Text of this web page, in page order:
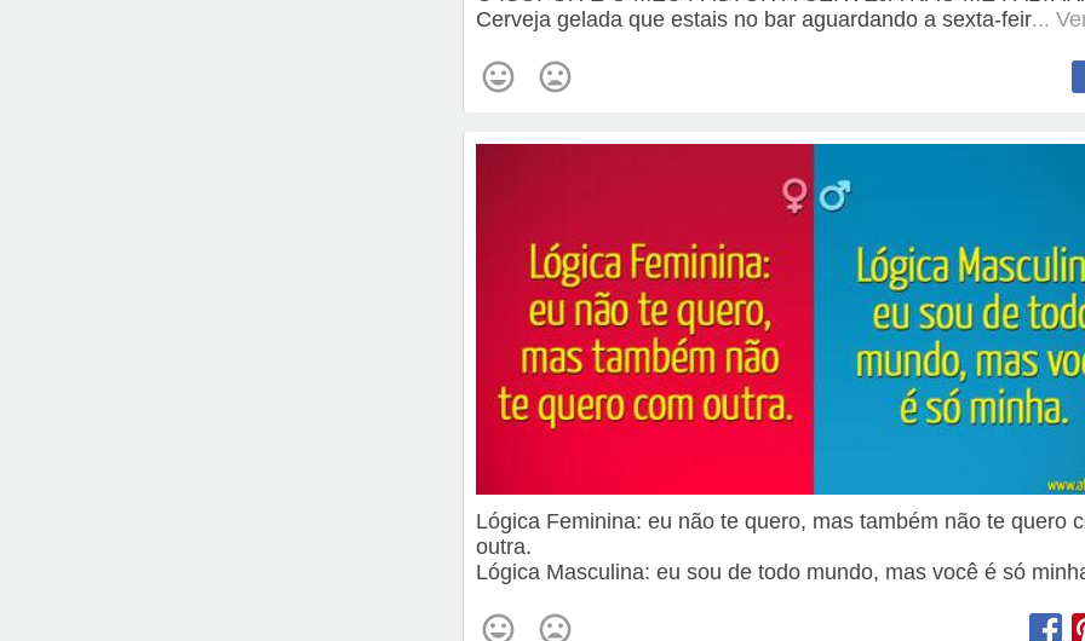
Cerveja gelada que estais no bar aguardando a sexta-feir...
Lógica Feminina: eu não te quero, mas também não te quero
outra.
Lógica Masculina: eu sou de todo mundo, mas você é só